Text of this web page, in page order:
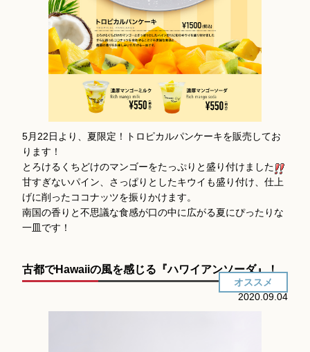
5月22日より、夏限定！トロピカルパンケーキを販売してお
ります！
とろけるくちどけのマンゴーをたっぷりと盛り付けました
甘すぎないパイン、さっぱりとしたキウイも盛り付け、仕上
げに削ったココナッツを振りかけます。
南国の香りと不思議な食感が口の中に広がる夏にぴったりな
一皿です！
古都でHawaiiの風を感じる『ハワイアンソーダ』！
オススメ
2020.09.04